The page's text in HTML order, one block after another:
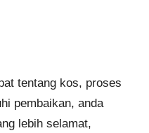
tentang kos, proses
pembaikan, anda
lebih selamat,